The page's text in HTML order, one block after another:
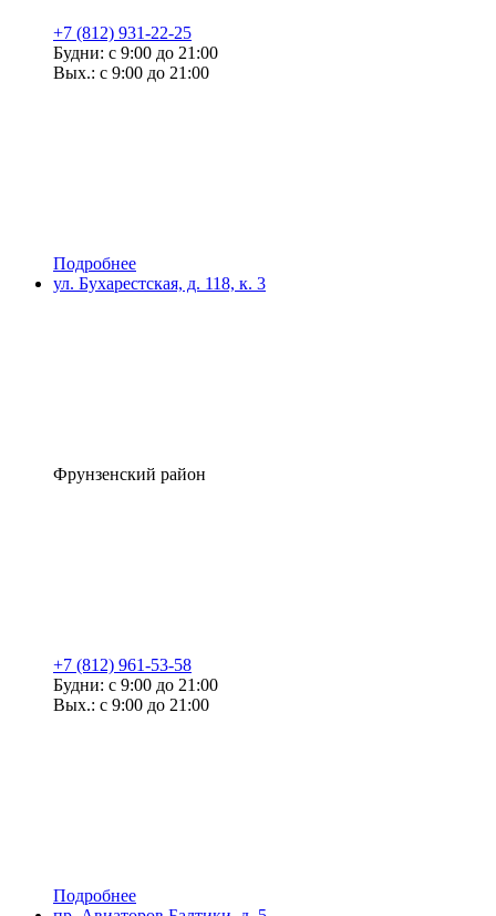
+7 (812) 931-22-25
Будни: с 9:00 до 21:00
Вых.: с 9:00 до 21:00
Подробнее
ул. Бухарестская, д. 118, к. 3
Фрунзенский район
+7 (812) 961-53-58
Будни: с 9:00 до 21:00
Вых.: с 9:00 до 21:00
Подробнее